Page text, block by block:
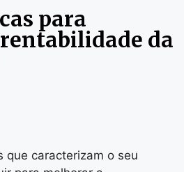
para
da
que caracterizam o seu